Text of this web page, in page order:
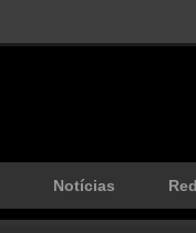
Notícias